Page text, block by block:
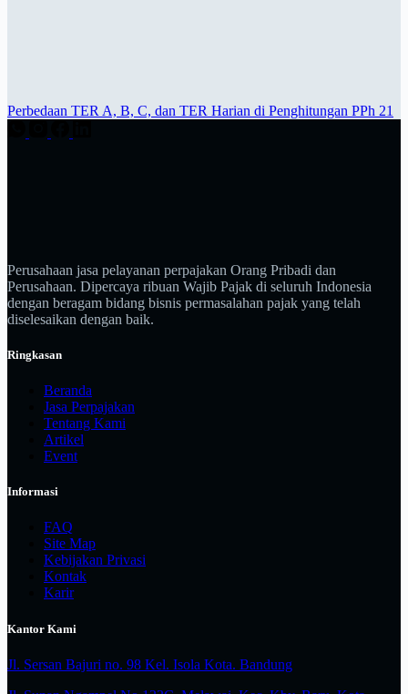
Perbedaan TER A, B, C, dan TER Harian di Penghitungan PPh 21
Perusahaan jasa pelayanan perpajakan Orang Pribadi dan
Perusahaan. Dipercaya ribuan Wajib Pajak di seluruh Indonesia
dengan beragam bidang bisnis permasalahan pajak yang telah
diselesaikan dengan baik.
Ringkasan
Beranda
Jasa Perpajakan
Tentang Kami
Artikel
Event
Informasi
FAQ
Site Map
Kebijakan Privasi
Kontak
Karir
Kantor Kami
Jl. Sersan Bajuri no. 98 Kel. Isola Kota. Bandung